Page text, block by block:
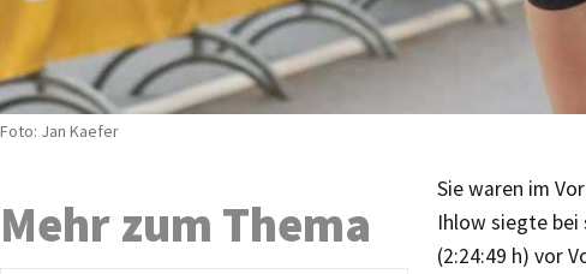
Foto: Jan Kaefer
Sie waren im
Ihlow siegte bei
(2:24:49 h) vor
Mehr zum Thema